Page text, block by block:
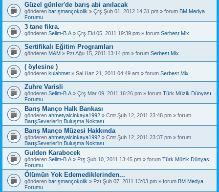
Güzel günler'de barış abi anılacak
gönderen barışmançokolik » Çrş Şub 01, 2012 14:31 pm » forum BM Medya
Forumu
3 tane fikra.
gönderen Selim-B.A » Çrş Eki 05, 2011 19:39 pm » forum Serbest Mix
Sertifikalı Eğitim Programları
gönderen M&M » Pzt Ağu 15, 2011 13:14 pm » forum Serbest Mix
( öylesine )
gönderen kulahmet » Sal Haz 21, 2011 04:49 am » forum Serbest Mix
Zuhre Varisli
gönderen Selim-B.A » Çrş Mar 09, 2011 16:26 pm » forum Türk Müzik Dünyası
Forumu
Barış Manço Halk Bankası
gönderen ahmetyalcinkaya1992 » Cmt Şub 12, 2011 23:48 pm » forum
BarışSeverler'in Buluşma Noktası
Barış Manço Müzesi Hakkında
gönderen ahmetyalcinkaya1992 » Cmt Şub 12, 2011 23:37 pm » forum
BarışSeverler'in Buluşma Noktası
Gulden Karabocek
gönderen Selim-B.A » Prş Şub 10, 2011 13:45 pm » forum Türk Müzik Dünyası
Forumu
Ölümün Yok Edemediklerinden...
gönderen barışmançokolik » Pzt Şub 07, 2011 13:03 pm » forum BM Medya
Forumu